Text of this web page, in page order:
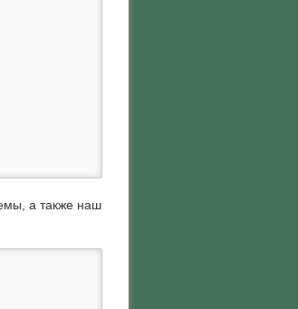
а также наш